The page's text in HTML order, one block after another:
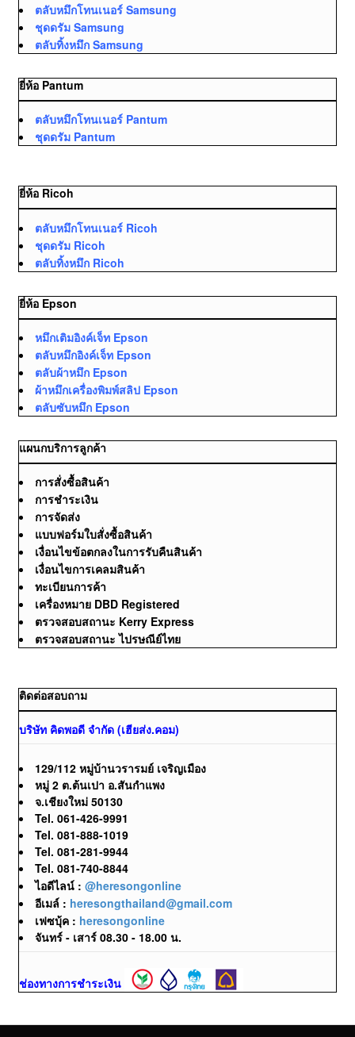
ตลับหมึกโทนเนอร์ Samsung
ชุดดรัม Samsung
ตลับทิ้งหมึก Samsung
ยี่ห้อ Pantum
ตลับหมึกโทนเนอร์ Pantum
ชุดดรัม Pantum
ยี่ห้อ Ricoh
ตลับหมึกโทนเนอร์ Ricoh
ชุดดรัม Ricoh
ตลับทิ้งหมึก Ricoh
ยี่ห้อ Epson
หมึกเติมอิงค์เจ็ท Epson
ตลับหมึกอิงค์เจ็ท Epson
ตลับผ้าหมึก Epson
ผ้าหมึกเครื่องพิมพ์สลิป Epson
ตลับซับหมึก Epson
แผนกบริการลูกค้า
การสั่งซื้อสินค้า
การชำระเงิน
การจัดส่ง
แบบฟอร์มใบสั่งซื้อสินค้า
เงื่อนไขข้อตกลงในการรับคืนสินค้า
เงื่อนไขการเคลมสินค้า
ทะเบียนการค้า
เครื่องหมาย DBD Registered
ตรวจสอบสถานะ Kerry Express
ตรวจสอบสถานะ ไปรษณีย์ไทย
ติดต่อสอบถาม
บริษัท คิดพอดี จำกัด (เฮียส่ง.คอม)
129/112 หมู่บ้านวรารมย์ เจริญเมือง
หมู่ 2 ต.ต้นเปา อ.สันกำแพง
จ.เชียงใหม่ 50130
Tel. 061-426-9991
Tel. 081-888-1019
Tel. 081-281-9944
Tel. 081-740-8844
ไอดีไลน์ : @heresongonline
อีเมล์ : heresongthailand@gmail.com
เฟซบุ้ค : heresongonline
จันทร์ - เสาร์ 08.30 - 18.00 น.
ช่องทางการชำระเงิน